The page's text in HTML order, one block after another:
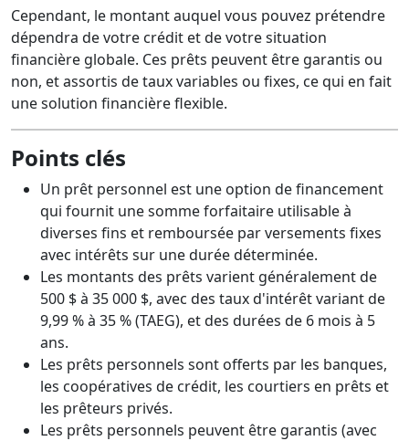
Cependant, le montant auquel vous pouvez prétendre
dépendra de votre crédit et de votre situation
financière globale. Ces prêts peuvent être garantis ou
non, et assortis de taux variables ou fixes, ce qui en fait
une solution financière flexible.
Points clés
Un prêt personnel est une option de financement
qui fournit une somme forfaitaire utilisable à
diverses fins et remboursée par versements fixes
avec intérêts sur une durée déterminée.
Les montants des prêts varient généralement de
500 $ à 35 000 $, avec des taux d'intérêt variant de
9,99 % à 35 % (TAEG), et des durées de 6 mois à 5
ans.
Les prêts personnels sont offerts par les banques,
les coopératives de crédit, les courtiers en prêts et
les prêteurs privés.
Les prêts personnels peuvent être garantis (avec